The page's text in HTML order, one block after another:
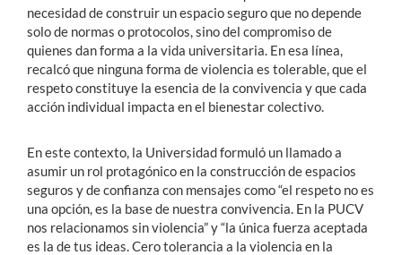
necesidad de construir un espacio seguro que no depende
solo de normas o protocolos, sino del compromiso de
quienes dan forma a la vida universitaria. En esa línea,
recalcó que ninguna forma de violencia es tolerable, que el
respeto constituye la esencia de la convivencia y que cada
acción individual impacta en el bienestar colectivo.
En este contexto, la Universidad formuló un llamado a
asumir un rol protagónico en la construcción de espacios
seguros y de confianza con mensajes como “el respeto no es
una opción, es la base de nuestra convivencia. En la PUCV
nos relacionamos sin violencia” y “la única fuerza aceptada
es la de tus ideas. Cero tolerancia a la violencia en la